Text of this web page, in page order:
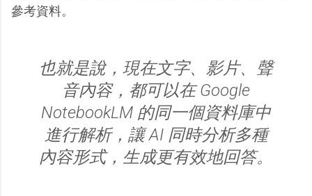
參考資料。
也就是說，現在文字、影片、聲
音內容，都可以在 Google
NotebookLM 的同一個資料庫中
進行解析，讓 AI 同時分析多種
內容形式，生成更有效地回答。